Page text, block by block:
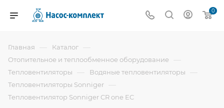
0
Главная — Каталог —
Отопительное и теплообменное оборудование —
Тепловентиляторы — Водяные тепловентиляторы —
Тепловентиляторы Sonniger —
Тепловентилятор Sonniger CR one EC